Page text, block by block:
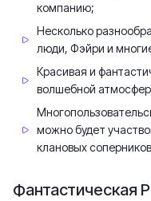
компанию;
Несколько
люди, Фэйри и
Красивая и
волшебной
можно будет
клановых
Фантастическая